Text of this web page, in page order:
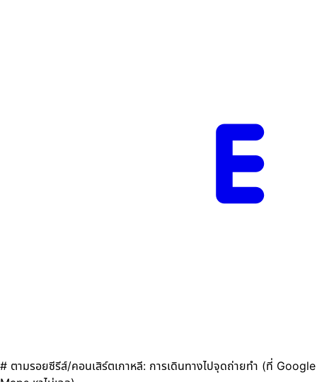
# ตามรอยซีรีส์/คอนเสิร์ตเกาหลี: การเดินทางไปจุดถ่ายทำ (ที่ Google